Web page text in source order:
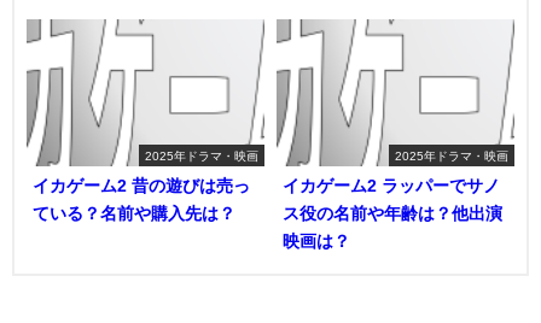
2025年ドラマ・映画
イカゲーム2 昔の遊びは売っ
ている？名前や購入先は？
2025年ドラマ・映画
イカゲーム2 ラッパーでサノ
ス役の名前や年齢は？他出演
映画は？